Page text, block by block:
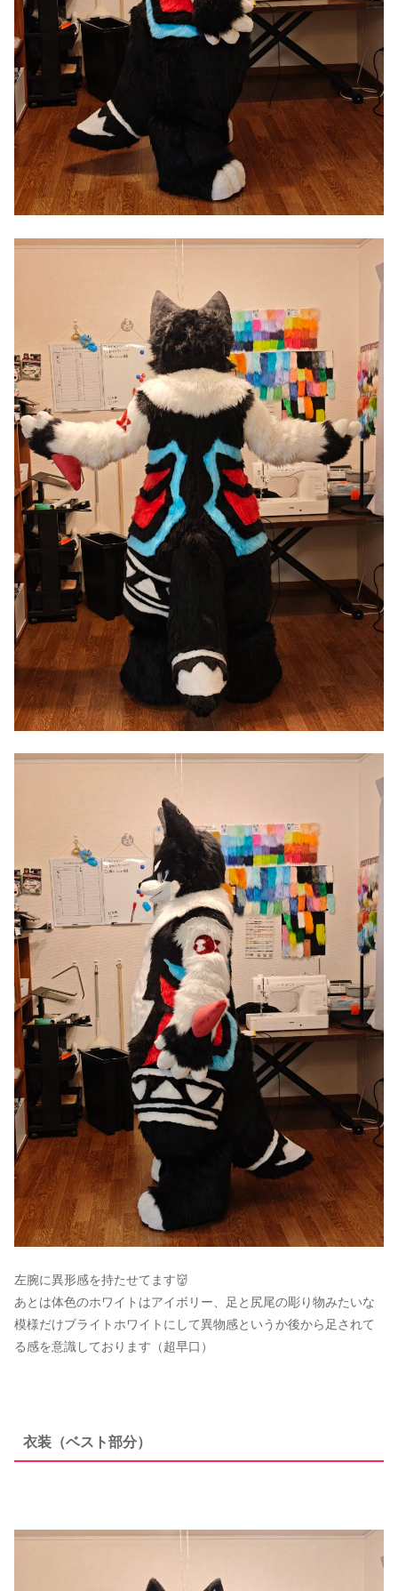
左腕に異形感を持たせてます👹
あとは体色のホワイトはアイボリー、足と尻尾の彫り物みたいな
模様だけブライトホワイトにして異物感というか後から足されて
る感を意識しております（超早口）
衣装（ベスト部分）